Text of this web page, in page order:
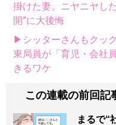
掛けた妻。ニヤニヤし
開”に大後悔
▶シッターさんもクッ
東局員が「育児・会社
きるワケ
この連載の前回記
まるで“